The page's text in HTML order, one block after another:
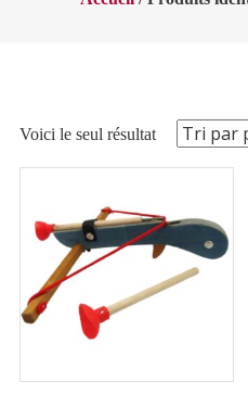
Voici le seul résultat